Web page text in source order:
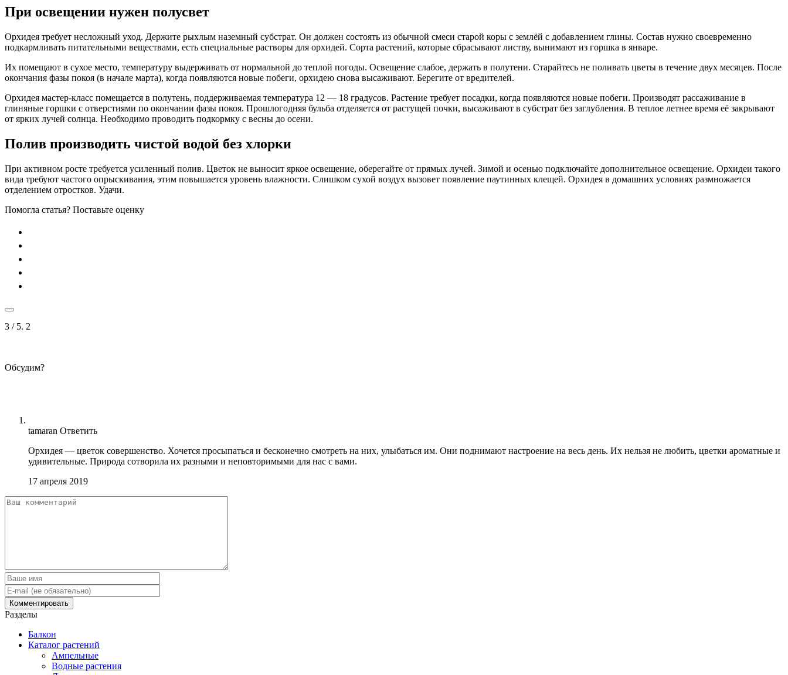
При освещении нужен полусвет
Орхидея требует несложный уход. Держите рыхлым наземный субстрат. Он должен состоять из обычной смеси старой коры с землёй с добавлением глины. Состав нужно своевременно
подкармливать питательными веществами, есть специальные растворы для орхидей. Сорта растений, которые сбрасывают листву, вынимают из горшка в январе.
Их помещают в сухое место, температуру выдерживать от нормальной до теплой погоды. Освещение слабое, держать в полутени. Старайтесь не поливать цветы в течение двух месяцев. После
окончания фазы покоя (в начале марта), когда появляются новые побеги, орхидею снова высаживают. Берегите от вредителей.
Орхидея мастер-класс помещается в полутень, поддерживаемая температура 12 — 18 градусов. Растение требует посадки, когда появляются новые побеги. Производят рассаживание в
глиняные горшки с отверстиями по окончании фазы покоя. Прошлогодняя бульба отделяется от растущей почки, высаживают в субстрат без заглубления. В теплое летнее время её закрывают
от ярких лучей солнца. Необходимо проводить подкормку с весны до осени.
Полив производить чистой водой без хлорки
При активном росте требуется усиленный полив. Цветок не выносит яркое освещение, оберегайте от прямых лучей. Зимой и осенью подключайте дополнительное освещение. Орхидеи такого
вида требуют частого опрыскивания, этим повышается уровень влажности. Слишком сухой воздух вызовет появление паутинных клещей. Орхидея в домашних условиях размножается
отделением отростков. Удачи.
Помогла статья? Поставьте оценку
3 / 5. 2
Обсудим?
tamaran Ответить
Орхидея — цветок совершенство. Хочется просыпаться и бесконечно смотреть на них, улыбаться им. Они поднимают настроение на весь день. Их нельзя не любить, цветки ароматные и
удивительные. Природа сотворила их разными и неповторимыми для нас с вами.
17 апреля 2019
Разделы
Балкон
Каталог растений
Ампельные
Водные растения